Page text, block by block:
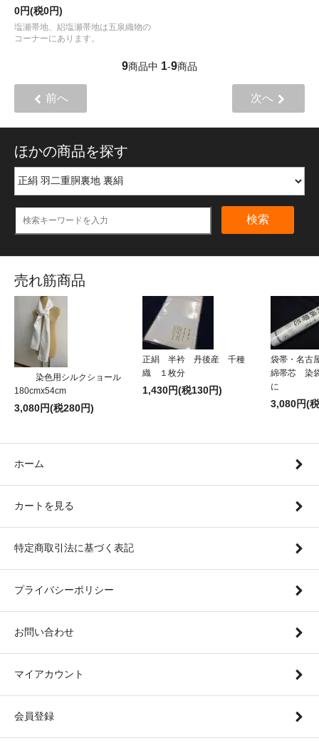
0円(税0円)
塩瀬帯地、絽塩瀬帯地は五泉織物の
コーナーにあります。
9商品中 1-9商品
前へ 次へ
ほかの商品を探す
検索
売れ筋商品
染色用シルクショール
180cmx54cm
3,080円(税280円)
正絹 半衿 丹後産 千種
織 １枚分
1,430円(税130円)
袋帯・名
綿帯芯 染
に
3,080円(
ホーム
カートを見る
特定商取引法に基づく表記
プライバシーポリシー
お問い合わせ
マイアカウント
会員登録